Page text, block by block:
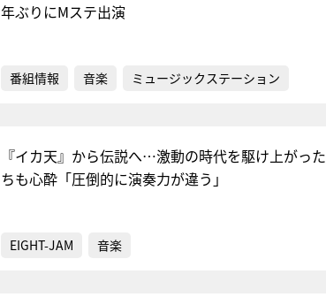
年ぶりにMステ出演
番組情報 音楽 ミュージックステーション
『イカ天』から伝説へ…激動の時代を駆け上がっ
ちも心酔「圧倒的に演奏力が違う」
EIGHT-JAM 音楽